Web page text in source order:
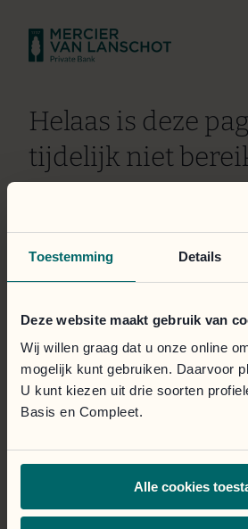
Toestemming Details
Deze website maakt gebruik van
Wij willen graag dat u onze online
mogelijk kunt gebruiken. Daarvoor
U kunt kiezen uit drie soorten
Basis en Compleet.
Alle cookies
Helaas is deze
tijdelijk niet
Wij doen er alles aan om het
Inloggen
Page
indisponible.